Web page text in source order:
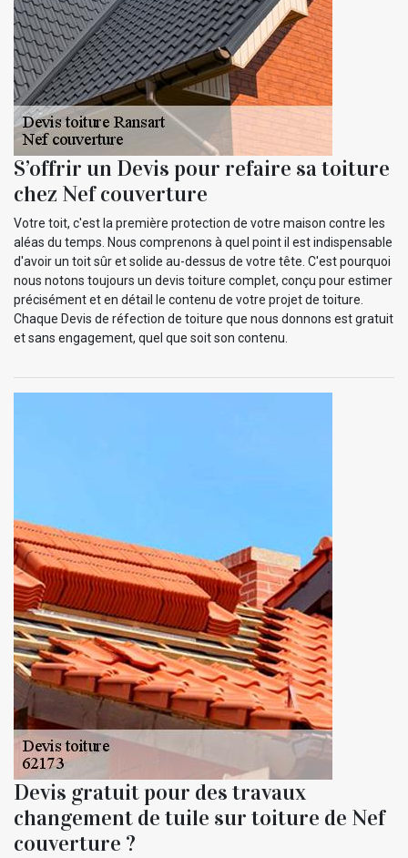
S’offrir un Devis pour refaire sa toiture
chez Nef couverture
Votre toit, c'est la première protection de votre maison contre les
aléas du temps. Nous comprenons à quel point il est indispensable
d'avoir un toit sûr et solide au-dessus de votre tête. C'est pourquoi
nous notons toujours un devis toiture complet, conçu pour estimer
précisément et en détail le contenu de votre projet de toiture.
Chaque Devis de réfection de toiture que nous donnons est gratuit
et sans engagement, quel que soit son contenu.
Devis gratuit pour des travaux
changement de tuile sur toiture de Nef
couverture ?